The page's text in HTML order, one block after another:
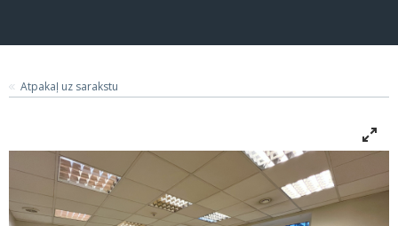
Atpakaļ uz sarakstu